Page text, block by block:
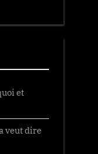
et
veut dire